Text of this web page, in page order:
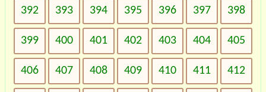
392 393 394 395 396 397 398
399 400 401 402 403 404 405
406 407 408 409 410 411 412